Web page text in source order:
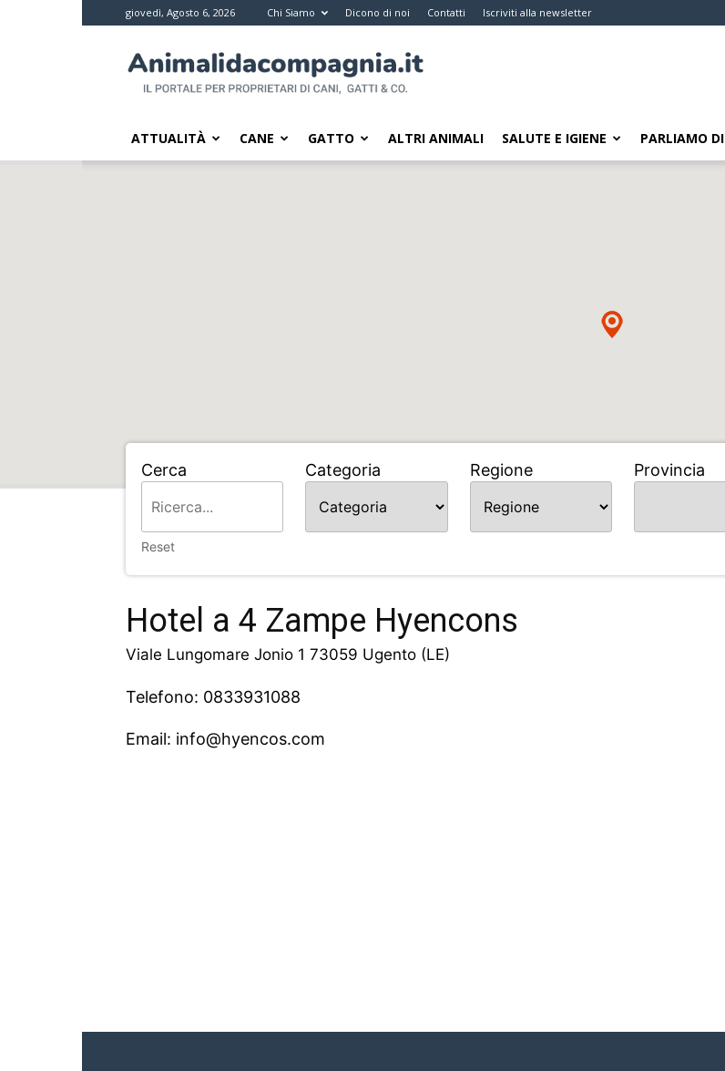
giovedì, Agosto 6, 2026 Chi Siamo Dicono di noi Contatti Iscriviti alla newsletter
da
compagnia
Il
ATTUALITÀ CANE GATTO ALTRI ANIMALI SALUTE E IGIENE PARLIAMO DI
Cerca Categoria Regione Provincia
Reset
Home Hotel a 4 Zampe Hyencons
Hotel a 4 Zampe Hyencons
Viale Lungomare Jonio 1 73059 Ugento (LE)
Telefono: 0833931088
Email: info@hyencos.com